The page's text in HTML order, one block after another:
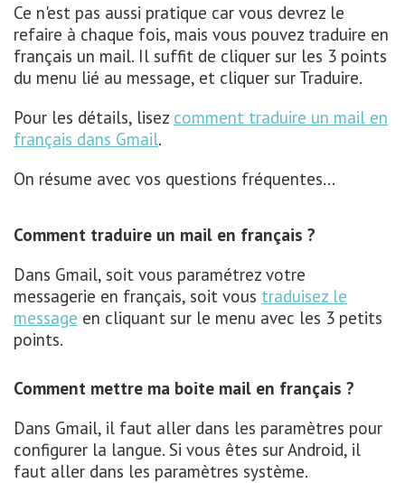
Ce n'est pas aussi pratique car vous devrez le
refaire à chaque fois, mais vous pouvez traduire en
français un mail. Il suffit de cliquer sur les 3 points
du menu lié au message, et cliquer sur Traduire.
Pour les détails, lisez comment traduire un mail en
français dans Gmail.
On résume avec vos questions fréquentes...
Comment traduire un mail en français ?
Dans Gmail, soit vous paramétrez votre
messagerie en français, soit vous traduisez le
message en cliquant sur le menu avec les 3 petits
points.
Comment mettre ma boite mail en français ?
Dans Gmail, il faut aller dans les paramètres pour
configurer la langue. Si vous êtes sur Android, il
faut aller dans les paramètres système.